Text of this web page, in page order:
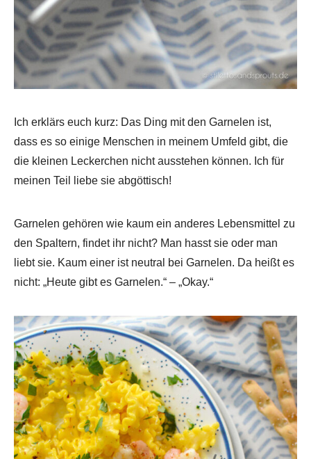
Ich erklärs euch kurz: Das Ding mit den Garnelen ist,
dass es so einige Menschen in meinem Umfeld gibt, die
die kleinen Leckerchen nicht ausstehen können. Ich für
meinen Teil liebe sie abgöttisch!
Garnelen gehören wie kaum ein anderes Lebensmittel zu
den Spaltern, findet ihr nicht? Man hasst sie oder man
liebt sie. Kaum einer ist neutral bei Garnelen. Da heißt es
nicht: „Heute gibt es Garnelen.“ – „Okay.“